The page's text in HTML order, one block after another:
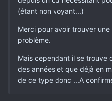
(étant non voyant...)
Merci pour avoir trouver
problème.
Mais cependant il se trouve
des années et que déjà en
de ce type donc ...A